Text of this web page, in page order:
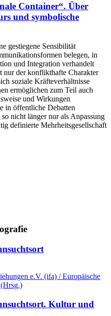
Container“. Über
und symbolische
gestiegene Sensibilität
belegen, in
und Integration verhandelt
der konflikthafte Charakter
soziale Kräfteverhältnisse
ermöglichen zum Teil auch
und Wirkungen
in öffentliche Debatten
nicht länger nur als Anpassung
definierte Mehrheitsgesellschaft
e.V. (ifa) / Europäische
Kultur und